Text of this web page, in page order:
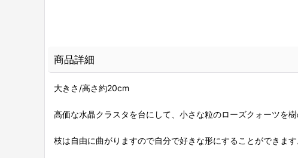
商品詳細
大きさ/高さ約20cm
高価な水晶クラスタを台にして、小さな粒のローズクォーツを
枝は自由に曲がりますので自分で好きな形にすることができま